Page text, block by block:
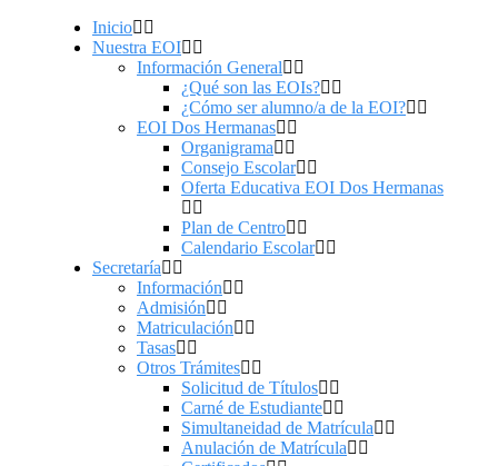
Inicio
Nuestra EOI
Información General
¿Qué son las EOIs?
¿Cómo ser alumno/a de la EOI?
EOI Dos Hermanas
Organigrama
Consejo Escolar
Oferta Educativa EOI Dos Hermanas
Plan de Centro
Calendario Escolar
Secretaría
Información
Admisión
Matriculación
Tasas
Otros Trámites
Solicitud de Títulos
Carné de Estudiante
Simultaneidad de Matrícula
Anulación de Matrícula